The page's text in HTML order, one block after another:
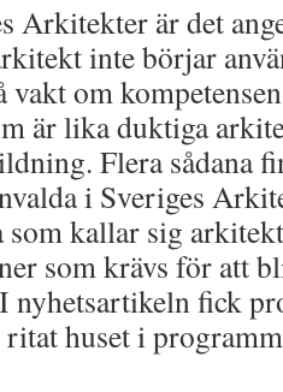
Arkitekter är det
inte börjar
vakt om
är lika duktiga
Flera sådana
i Sveriges
som kallar sig
som krävs för att
fick
ritat huset i